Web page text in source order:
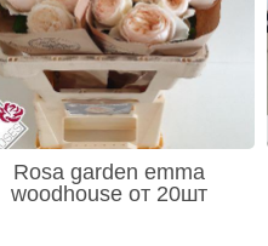
Rosa garden emma
woodhouse от 20шт